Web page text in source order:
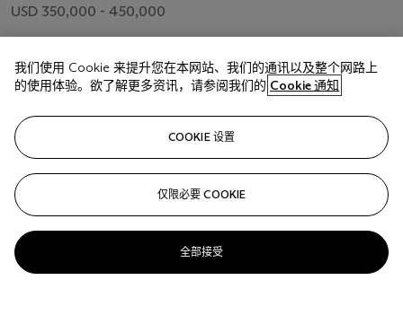
USD 350,000 - 450,000
USD 478,800
我们使用 Cookie 来提升您在本网站、我们的通讯以及整个网路上
的使用体验。欲了解更多资讯，请参阅我们的 Cookie 通知
COOKIE 设置
仅限必要 COOKIE
全部接受